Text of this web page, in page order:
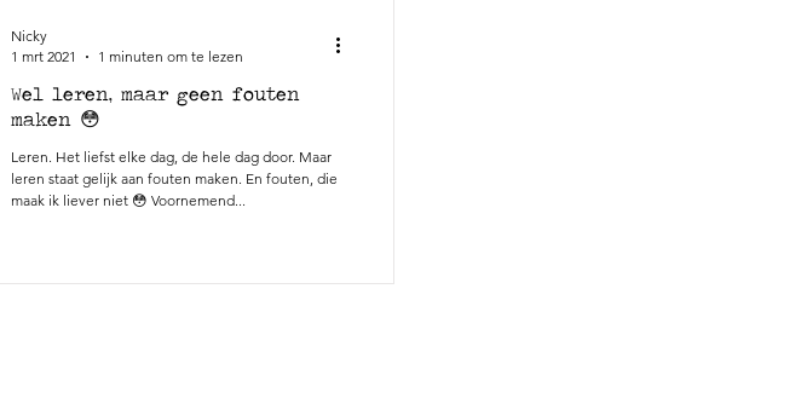
Wel leren, maar geen fouten
maken 😳
Leren. Het liefst elke dag, de hele dag door. Maar
leren staat gelijk aan fouten maken. En fouten, die
maak ik liever niet 😳 Voornemend...
Nicky
1 mrt 2021
1 minuten om te lezen